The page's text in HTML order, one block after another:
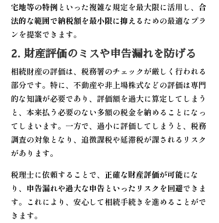
宅地等の特例 といった複雑な規定を最大限に活用し、合
法的な範囲で納税額を最小限に抑える ための最適なプラ
ンを提案できます。
2. 財産評価のミスや申告漏れを防げる
相続財産の評価は、税務署のチェックが厳しく行われる
部分です。特に、不動産や非上場株式などの評価は専門
的な知識が必要であり、評価額を過大に算定してしまう
と、本来払う必要のない多額の税金を納めることになっ
てしまいます。一方で、過小に評価してしまうと、税務
調査の対象となり、追徴課税や延滞税が課されるリスク
があります。
税理士に依頼することで、 正確な財産評価が可能にな
り、 申告漏れや過大な申告といったリスクを回避できま
す。これにより、安心して相続手続きを進めることがで
きます。